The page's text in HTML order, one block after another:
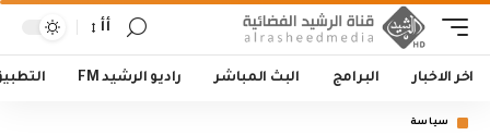
أأ
اخر الاخبار البرامج البث المباشر راديو الرشيد FM
سياسة